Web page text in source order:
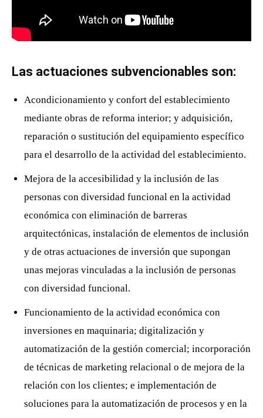
Las actuaciones subvencionables son:
Acondicionamiento y confort del establecimiento
mediante obras de reforma interior; y adquisición,
reparación o sustitución del equipamiento específico
para el desarrollo de la actividad del establecimiento.
Mejora de la accesibilidad y la inclusión de las
personas con diversidad funcional en la actividad
económica con eliminación de barreras
arquitectónicas, instalación de elementos de inclusión
y de otras actuaciones de inversión que supongan
unas mejoras vinculadas a la inclusión de personas
con diversidad funcional.
Funcionamiento de la actividad económica con
inversiones en maquinaria; digitalización y
automatización de la gestión comercial; incorporación
de técnicas de marketing relacional o de mejora de la
relación con los clientes; e implementación de
soluciones para la automatización de procesos y en la